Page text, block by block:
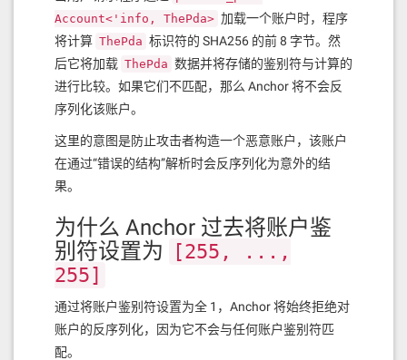
Account<'info, ThePda> 加载一个账户时，程序
将计算 ThePda 标识符的 SHA256 的前 8 字节。然
后它将加载 ThePda 数据并将存储的鉴别符与计算的
进行比较。如果它们不匹配，那么 Anchor 将不会反
序列化该账户。
这里的意图是防止攻击者构造一个恶意账户，该账户
在通过“错误的结构”解析时会反序列化为意外的结
果。
为什么 Anchor 过去将账户鉴
别符设置为
[255, ...,
255]
通过将账户鉴别符设置为全 1，Anchor 将始终拒绝对
账户的反序列化，因为它不会与任何账户鉴别符匹
配。